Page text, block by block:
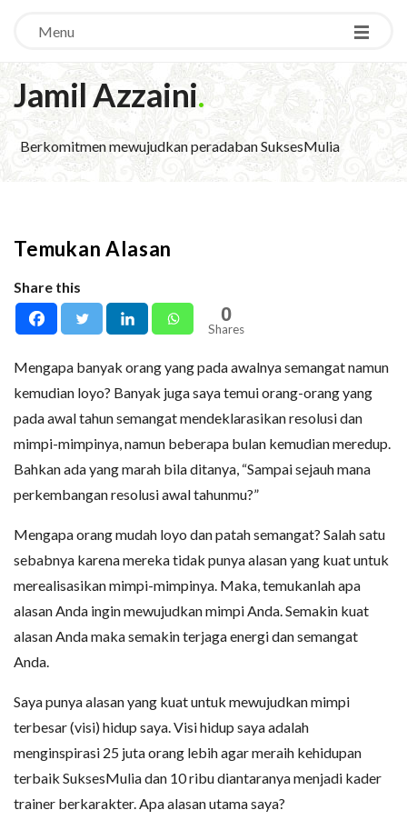
Menu
Jamil Azzaini.
Berkomitmen mewujudkan peradaban SuksesMulia
Temukan Alasan
Share this
0
Shares
Mengapa banyak orang yang pada awalnya semangat namun
kemudian loyo? Banyak juga saya temui orang-orang yang
pada awal tahun semangat mendeklarasikan resolusi dan
mimpi-mimpinya, namun beberapa bulan kemudian meredup.
Bahkan ada yang marah bila ditanya, “Sampai sejauh mana
perkembangan resolusi awal tahunmu?”
Mengapa orang mudah loyo dan patah semangat? Salah satu
sebabnya karena mereka tidak punya alasan yang kuat untuk
merealisasikan mimpi-mimpinya. Maka, temukanlah apa
alasan Anda ingin mewujudkan mimpi Anda. Semakin kuat
alasan Anda maka semakin terjaga energi dan semangat
Anda.
Saya punya alasan yang kuat untuk mewujudkan mimpi
terbesar (visi) hidup saya. Visi hidup saya adalah
menginspirasi 25 juta orang lebih agar meraih kehidupan
terbaik SuksesMulia dan 10 ribu diantaranya menjadi kader
trainer berkarakter. Apa alasan utama saya?